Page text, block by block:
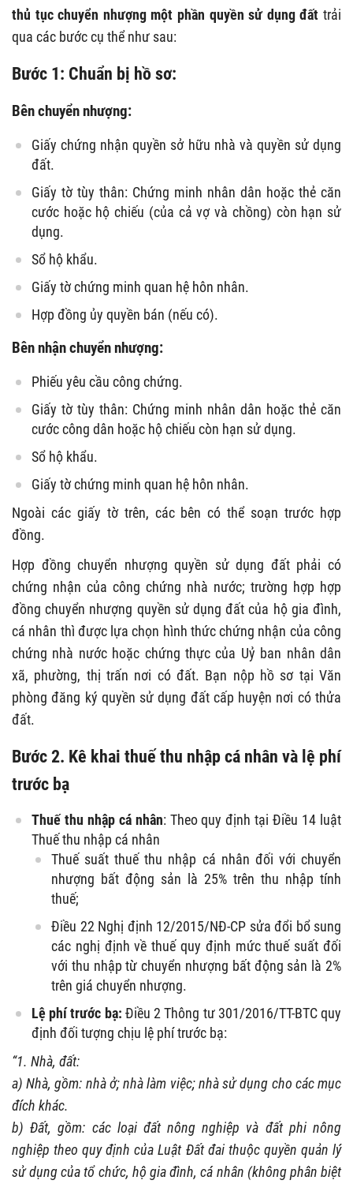
thủ tục chuyển nhượng một phần quyền sử dụng đất trải
qua các bước cụ thể như sau:
Bước 1: Chuẩn bị hồ sơ:
Bên chuyển nhượng:
Giấy chứng nhận quyền sở hữu nhà và quyền sử dụng
đất.
Giấy tờ tùy thân: Chứng minh nhân dân hoặc thẻ căn
cước hoặc hộ chiếu (của cả vợ và chồng) còn hạn sử
dụng.
Sổ hộ khẩu.
Giấy tờ chứng minh quan hệ hôn nhân.
Hợp đồng ủy quyền bán (nếu có).
Bên nhận chuyển nhượng:
Phiếu yêu cầu công chứng.
Giấy tờ tùy thân: Chứng minh nhân dân hoặc thẻ căn
cước công dân hoặc hộ chiếu còn hạn sử dụng.
Sổ hộ khẩu.
Giấy tờ chứng minh quan hệ hôn nhân.
Ngoài các giấy tờ trên, các bên có thể soạn trước hợp
đồng.
Hợp đồng chuyển nhượng quyền sử dụng đất phải có
chứng nhận của công chứng nhà nước; trường hợp hợp
đồng chuyển nhượng quyền sử dụng đất của hộ gia đình,
cá nhân thì được lựa chọn hình thức chứng nhận của công
chứng nhà nước hoặc chứng thực của Uỷ ban nhân dân
xã, phường, thị trấn nơi có đất. Bạn nộp hồ sơ tại Văn
phòng đăng ký quyền sử dụng đất cấp huyện nơi có thửa
đất.
Bước 2. Kê khai thuế thu nhập cá nhân và lệ phí
trước bạ
Thuế thu nhập cá nhân: Theo quy định tại Điều 14 luật
Thuế thu nhập cá nhân
Thuế suất thuế thu nhập cá nhân đối với chuyển
nhượng bất động sản là 25% trên thu nhập tính
thuế;
Điều 22 Nghị định 12/2015/NĐ-CP sửa đổi bổ sung
các nghị định về thuế quy định mức thuế suất đối
với thu nhập từ chuyển nhượng bất động sản là 2%
trên giá chuyển nhượng.
Lệ phí trước bạ: Điều 2 Thông tư 301/2016/TT-BTC quy
định đối tượng chịu lệ phí trước bạ:
“1. Nhà, đất:
a) Nhà, gồm: nhà ở; nhà làm việc; nhà sử dụng cho các mục
đích khác.
b) Đất, gồm: các loại đất nông nghiệp và đất phi nông
nghiệp theo quy định của Luật Đất đai thuộc quyền quản lý
sử dụng của tổ chức, hộ gia đình, cá nhân (không phân biệt